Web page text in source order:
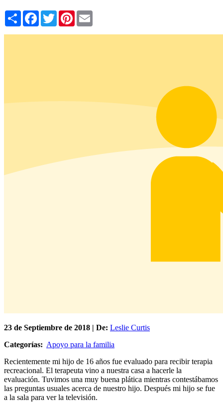
Share Facebook
TwitterPinterest
23 de Septiembre de 2018 | De: Leslie Curtis
Categorías: Apoyo para la familia
Recientemente mi hijo de 16 años fue evaluado para recibir terapia
recreacional. El terapeuta vino a nuestra casa a hacerle la
evaluación. Tuvimos una muy buena plática mientras contestábamos
las preguntas usuales acerca de nuestro hijo. Después mi hijo se fue
a la sala para ver la televisión.